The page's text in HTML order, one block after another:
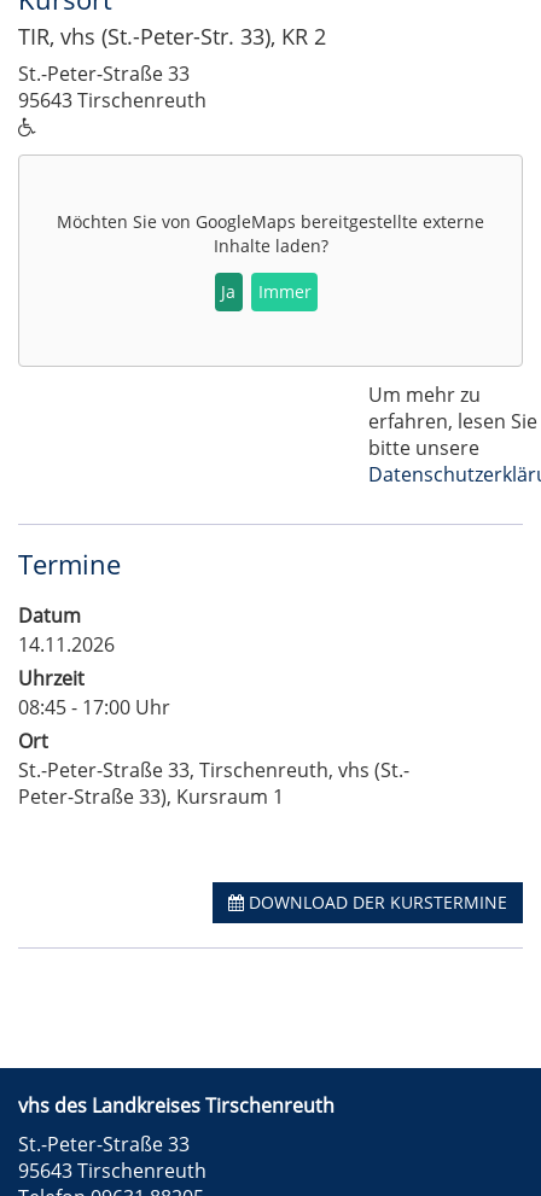
TIR, vhs (St.-Peter-Str. 33), KR 2
St.-Peter-Straße 33
95643 Tirschenreuth
Möchten Sie von GoogleMaps bereitgestellte externe
Inhalte laden?
Ja
Immer
Um mehr zu
erfahren, lesen Sie
bitte unsere
Termine
Datum
14.11.2026
Uhrzeit
08:45 - 17:00 Uhr
Ort
St.-Peter-Straße 33, Tirschenreuth, vhs (St.-
Peter-Straße 33), Kursraum 1
DOWNLOAD DER KURSTERMINE
vhs des Landkreises Tirschenreuth
St.-Peter-Straße 33
95643 Tirschenreuth